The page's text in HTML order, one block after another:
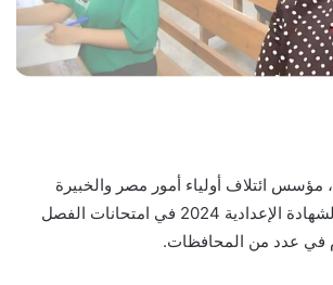
مؤسس ائتلاف أولياء أمور مصر والخبيرة
الأسرية، آراء طلاب الشهادة الإعدادية 2024 في امتحانات الفصل
في عدد من المحافظات.